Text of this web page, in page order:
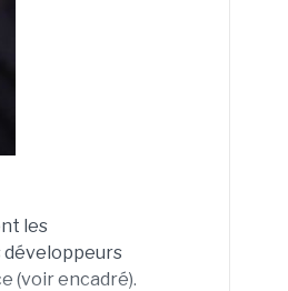
les
développeurs
(voir encadré).